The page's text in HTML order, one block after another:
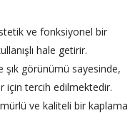
ve fonksiyonel bir
hale getirir.
şık görünümü sayesinde,
için tercih edilmektedir.
ve kaliteli bir kaplama